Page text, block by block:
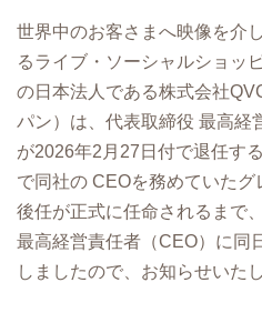
世界中のお客さまへ映像を介
るライブ・ソーシャルショッ
の日本法人である株式会社
パン）は、代表取締役 最高経
が2026年2月27日付で退任す
で同社の CEOを務めていたグ
後任が正式に任命されるまで
最高経営責任者（CEO）に同
しましたので、お知らせいた